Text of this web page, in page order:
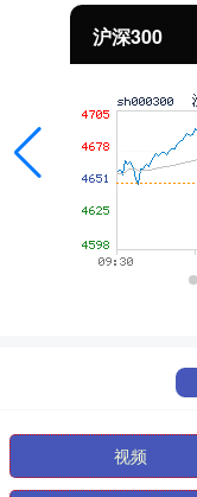
沪深300
视频